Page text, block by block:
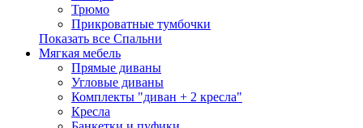
Трюмо
Прикроватные тумбочки
Показать все Спальни
Мягкая мебель
Прямые диваны
Угловые диваны
Комплекты "диван + 2 кресла"
Кресла